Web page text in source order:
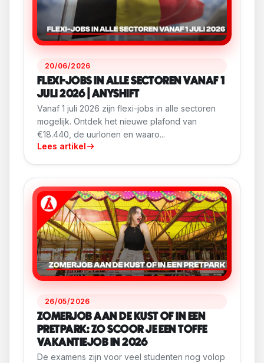
20/06/2026
FLEXI-JOBS IN ALLE SECTOREN VANAF 1
JULI 2026 | ANYSHIFT
Vanaf 1 juli 2026 zijn flexi-jobs in alle sectoren
mogelijk. Ontdek het nieuwe plafond van
€18.440, de uurlonen en waaro...
Lees artikel
26/05/2026
ZOMERJOB AAN DE KUST OF IN EEN
PRETPARK: ZO SCOOR JE EEN TOFFE
VAKANTIEJOB IN 2026
De examens zijn voor veel studenten nog volop